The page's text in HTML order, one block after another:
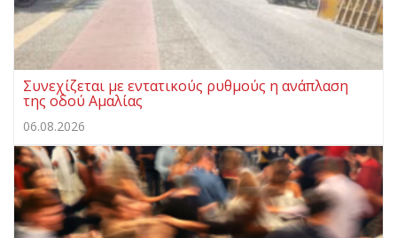
Συνεχίζεται με εντατικούς ρυθμούς η ανάπλαση
της οδού Αμαλίας
06.08.2026